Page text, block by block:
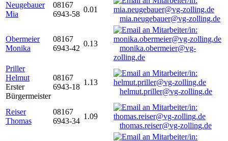
Neugebauer
Mia
08167
6943-58
0.01
mia.neugebauer@vg-zolling.de
Obermeier
Monika
08167
6943-42
0.13
monika.obermeier@vg-
zolling.de
Priller
Helmut
Erster
Bürgermeister
08167
6943-18
1.13
helmut.priller@vg-zolling.de
Reiser
Thomas
08167
6943-34
1.09
thomas.reiser@vg-zolling.de